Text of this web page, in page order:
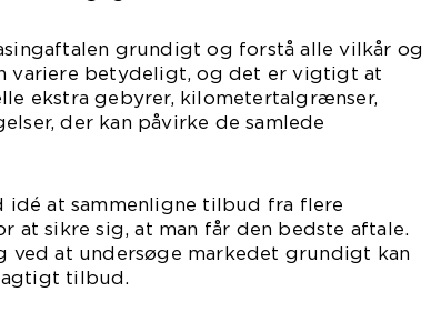
grundigt og forstå alle vilkår og
variere betydeligt, og det er vigtigt at
ekstra gebyrer, kilometertalgrænser,
der kan påvirke de samlede
idé at sammenligne tilbud fra flere
at sikre sig, at man får den bedste aftale.
ved at undersøge markedet grundigt kan
tilbud.